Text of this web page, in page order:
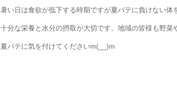
暑い日は食欲が低下する時期ですが夏バテに負けない体
十分な栄養と水分の摂取が大切です。地域の皆様も野菜
夏バテに気を付けてくださいm(__)m